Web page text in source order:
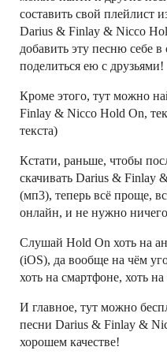
составить свой плейлист
Darius & Finlay & Nicco
добавить эту песню себе
поделиться ею с друзьями!
Кроме этого, тут можно
Finlay & Nicco Hold On,
текста)
Кстати, раньше, чтобы
скачивать Darius & Finlay
(мп3), теперь всё проще,
онлайн, и не нужно ничего
Слушай Hold On хоть на
(iOS), да вообще на чём
хоть на смартфоне, хоть
И главное, тут можно
песни Darius & Finlay &
хорошем качестве!